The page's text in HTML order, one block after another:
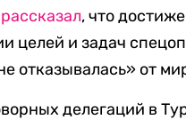
рассказал, что
целей и задач
отказывалась» от
делегаций в